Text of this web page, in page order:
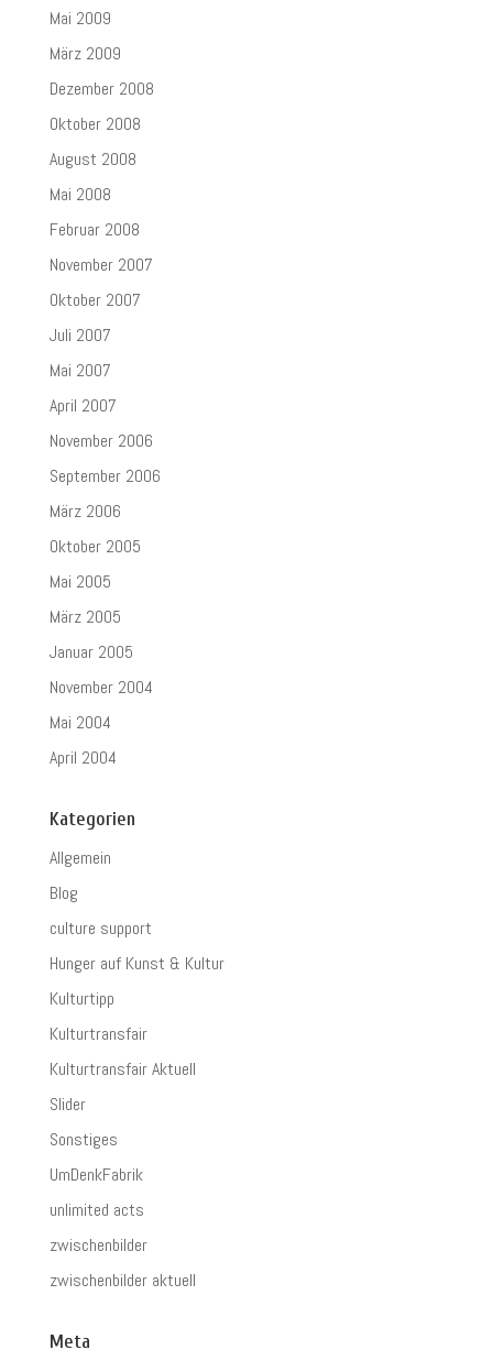
Mai 2009
März 2009
Dezember 2008
Oktober 2008
August 2008
Mai 2008
Februar 2008
November 2007
Oktober 2007
Juli 2007
Mai 2007
April 2007
November 2006
September 2006
März 2006
Oktober 2005
Mai 2005
März 2005
Januar 2005
November 2004
Mai 2004
April 2004
Kategorien
Allgemein
Blog
culture support
Hunger auf Kunst & Kultur
Kulturtipp
Kulturtransfair
Kulturtransfair Aktuell
Slider
Sonstiges
UmDenkFabrik
unlimited acts
zwischenbilder
zwischenbilder aktuell
Meta